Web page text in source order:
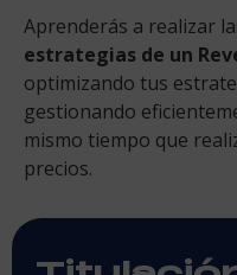
Aprenderás a realizar
estrategias de un
optimizando tus
gestionando
mismo tiempo que
precios.